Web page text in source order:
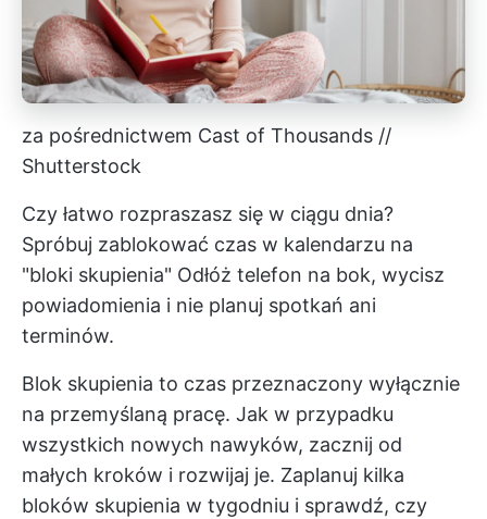
za pośrednictwem Cast of Thousands //
Shutterstock
Czy łatwo rozpraszasz się w ciągu dnia?
Spróbuj zablokować czas w kalendarzu na
"bloki skupienia" Odłóż telefon na bok, wycisz
powiadomienia i nie planuj spotkań ani
terminów.
Blok skupienia to czas przeznaczony wyłącznie
na przemyślaną pracę. Jak w przypadku
wszystkich nowych nawyków, zacznij od
małych kroków i rozwijaj je. Zaplanuj kilka
bloków skupienia w tygodniu i sprawdź, czy